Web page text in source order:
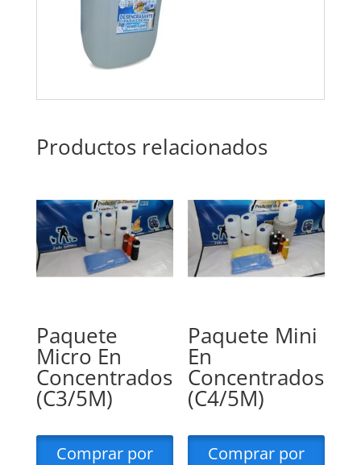
Productos relacionados
Paquete
Micro En
Concentrados
(C3/5M)
Comprar por
Paquete Mini
En
Concentrados
(C4/5M)
Comprar por